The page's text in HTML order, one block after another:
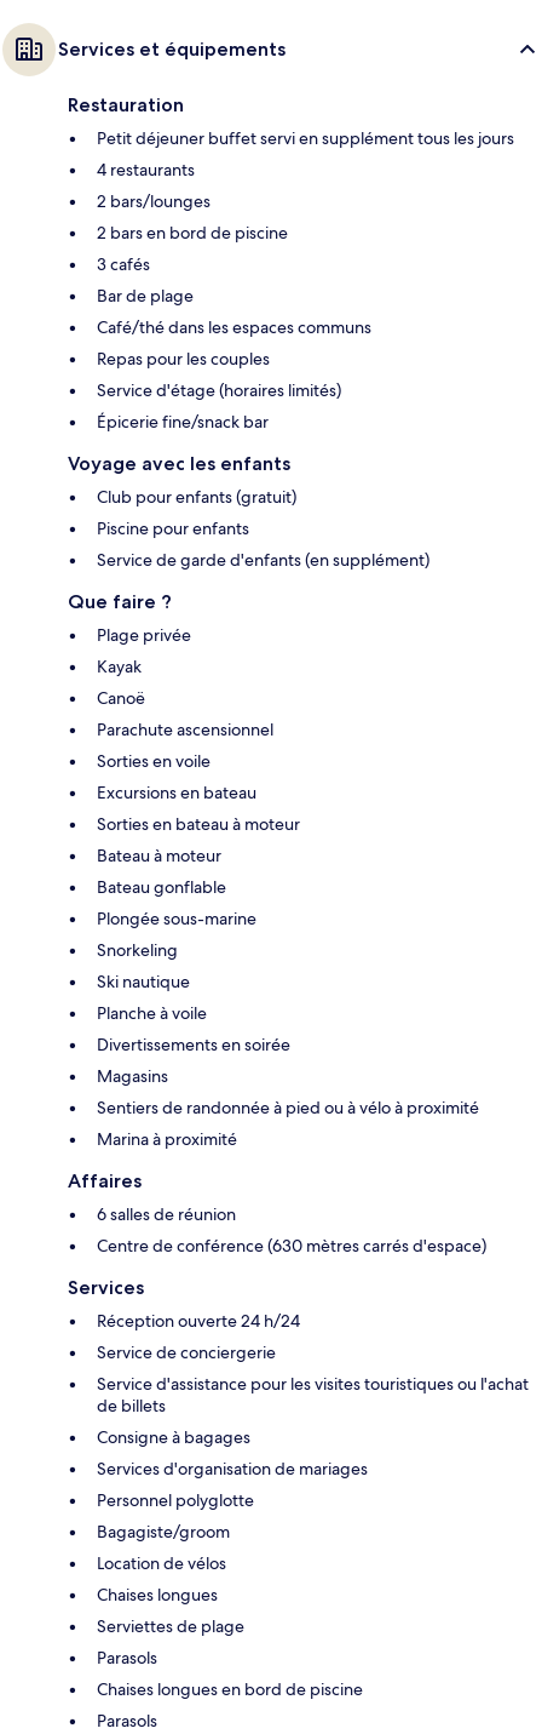
Services et équipements
Restauration
Petit déjeuner buffet servi en supplément tous les jours
4 restaurants
2 bars/lounges
2 bars en bord de piscine
3 cafés
Bar de plage
Café/thé dans les espaces communs
Repas pour les couples
Service d'étage (horaires limités)
Épicerie fine/snack bar
Voyage avec les enfants
Club pour enfants (gratuit)
Piscine pour enfants
Service de garde d'enfants (en supplément)
Que faire ?
Plage privée
Kayak
Canoë
Parachute ascensionnel
Sorties en voile
Excursions en bateau
Sorties en bateau à moteur
Bateau à moteur
Bateau gonflable
Plongée sous-marine
Snorkeling
Ski nautique
Planche à voile
Divertissements en soirée
Magasins
Sentiers de randonnée à pied ou à vélo à proximité
Marina à proximité
Affaires
6 salles de réunion
Centre de conférence (630 mètres carrés d'espace)
Services
Réception ouverte 24 h/24
Service de conciergerie
Service d'assistance pour les visites touristiques ou l'achat
de billets
Consigne à bagages
Services d'organisation de mariages
Personnel polyglotte
Bagagiste/groom
Location de vélos
Chaises longues
Serviettes de plage
Parasols
Chaises longues en bord de piscine
Parasols